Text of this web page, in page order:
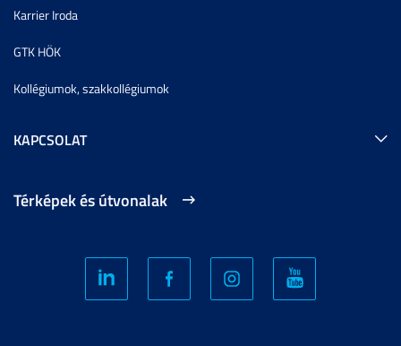
Karrier Iroda
GTK HÖK
Kollégiumok, szakkollégiumok
KAPCSOLAT
Térképek és útvonalak